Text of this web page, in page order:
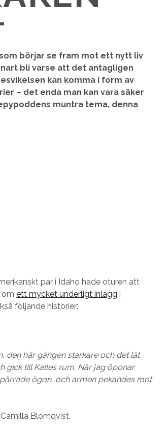
börjar se fram mot ett nytt liv
bli varse att det antagligen
kan komma i form av
– det enda man kan vara säker
muntra tema, denna
par i Idaho hade oturen att
omett mycket underligt inlägg i
följande historier:
den här gången starkare och det lät
gick till Kalles rum. När jag öppnar
ögon, och armen pekandes mot
Blomqvist.